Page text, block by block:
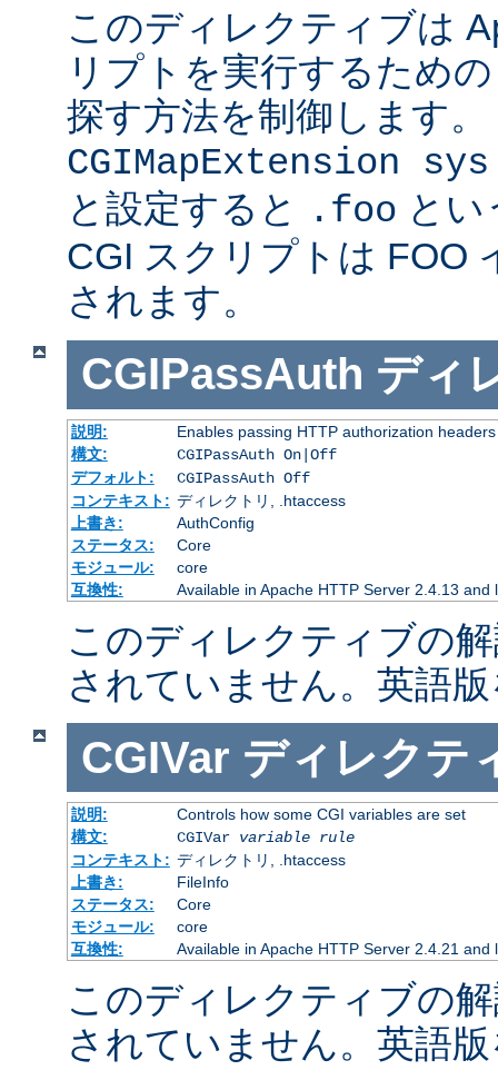
このディレクティブは
リプトを実行するため
探す方法を制御します
CGIMapExtension
と設定すると
.foo と
CGI スクリプトは FOO
されます。
CGIPassAuth ディ
説明:
Enables passing HTTP authorization
構文:
CGIPassAuth On|Off
デフォルト:
CGIPassAuth Off
コンテキスト: ディレクトリ, .htaccess
上書き:
AuthConfig
ステータス:
Core
モジュール:
core
互換性:
Available in Apache HTTP Server 2.4.13 and
このディレクティブの
されていません。英語
CGIVar ディレクテ
説明:
Controls how some CGI variables are set
構文:
CGIVar variable rule
コンテキスト: ディレクトリ, .htaccess
上書き:
FileInfo
ステータス:
Core
モジュール:
core
互換性:
Available in Apache HTTP Server 2.4.21 and
このディレクティブの
されていません。英語